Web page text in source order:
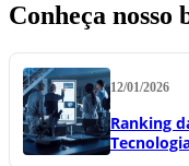
Conheça nosso
12/01/2026
Ranking